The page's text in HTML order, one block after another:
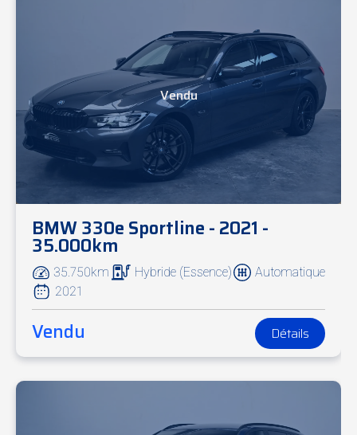
Vendu
BMW 330e Sportline - 2021 -
35.000km
35.750km Hybride (Essence)
Automatique
2021
Vendu Détails